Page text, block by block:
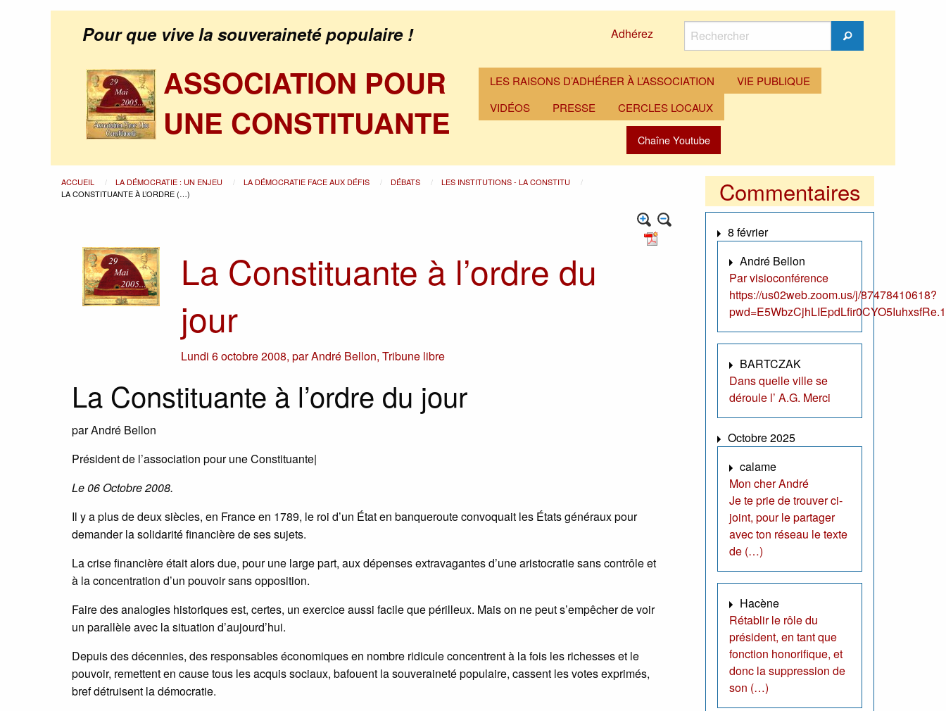
Pour que vive la souveraineté populaire ! Adhérez
Rechercher
Rechercher
ASSOCIATION POUR
UNE CONSTITUANTE
LES RAISONS D’ADHÉRER À L’ASSOCIATION
VIE PUBLIQUE
VIDÉOS
PRESSE CERCLES LOCAUX
Chaîne Youtube
ACCUEIL LA DÉMOCRATIE : UN ENJEU LA DÉMOCRATIE FACE AUX DÉFIS DÉBATS
LES INSTITUTIONS - LA CONSTITU
LA CONSTITUANTE À L’ORDRE (…)
La Constituante à l’ordre du
jour
Lundi 6 octobre 2008,parAndré Bellon,Tribune libre
La Constituante à l’ordre du jour
par André Bellon
Président de l’association pour une Constituante|
Le 06 Octobre 2008.
Il y a plus de deux siècles, en France en 1789, le roi d’un État en banqueroute convoquait les États généraux pour
demander la solidarité financière de ses sujets.
La crise financière était alors due, pour une large part, aux dépenses extravagantes d’une aristocratie sans contrôle et
à la concentration d’un pouvoir sans opposition.
Faire des analogies historiques est, certes, un exercice aussi facile que périlleux. Mais on ne peut s’empêcher de voir
un parallèle avec la situation d’aujourd’hui.
Depuis des décennies, des responsables économiques en nombre ridicule concentrent à la fois les richesses et le
pouvoir, remettent en cause tous les acquis sociaux, bafouent la souveraineté populaire, cassent les votes exprimés,
bref détruisent la démocratie.
Commentaires
8 février
André Bellon
Par visioconférence
https://us02web.zoom.us/j/87478410618?
BARTCZAK
Dans quelle ville se
déroule l’ A.G. Merci
Octobre 2025
calame
Mon cher André
Je te prie de trouver ci-
joint, pour le partager
avec ton réseau le texte
de (…)
Hacène
Rétablir le rôle du
président, en tant que
fonction honorifique, et
donc la suppression de
son (…)